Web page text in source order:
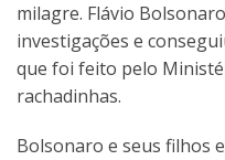
milagre. Flávio
investigações e
que foi feito pelo
rachadinhas.
Bolsonaro e seus filhos